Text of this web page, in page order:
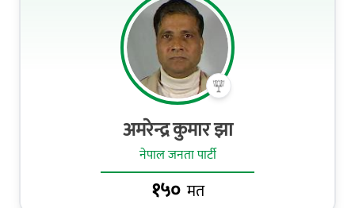
अमरेन्द्र कुमार झा
नेपाल जनता पार्टी
१५० मत